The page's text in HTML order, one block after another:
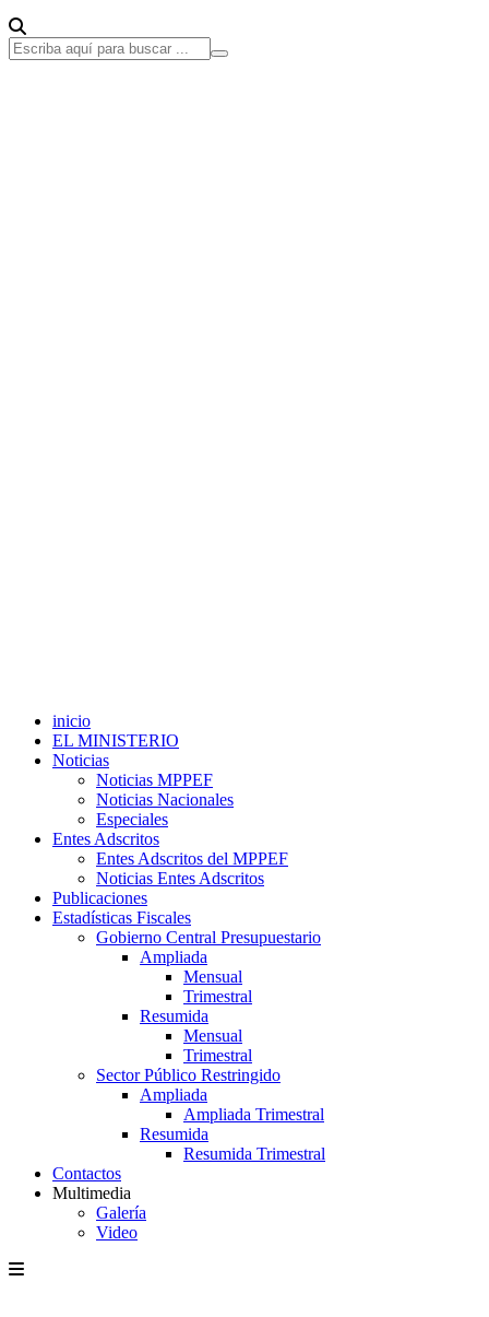
inicio
EL MINISTERIO
Noticias
Noticias MPPEF
Noticias Nacionales
Especiales
Entes Adscritos
Entes Adscritos del MPPEF
Noticias Entes Adscritos
Publicaciones
Estadísticas Fiscales
Gobierno Central Presupuestario
Ampliada
Mensual
Trimestral
Resumida
Mensual
Trimestral
Sector Público Restringido
Ampliada
Ampliada Trimestral
Resumida
Resumida Trimestral
Contactos
Multimedia
Galería
Video